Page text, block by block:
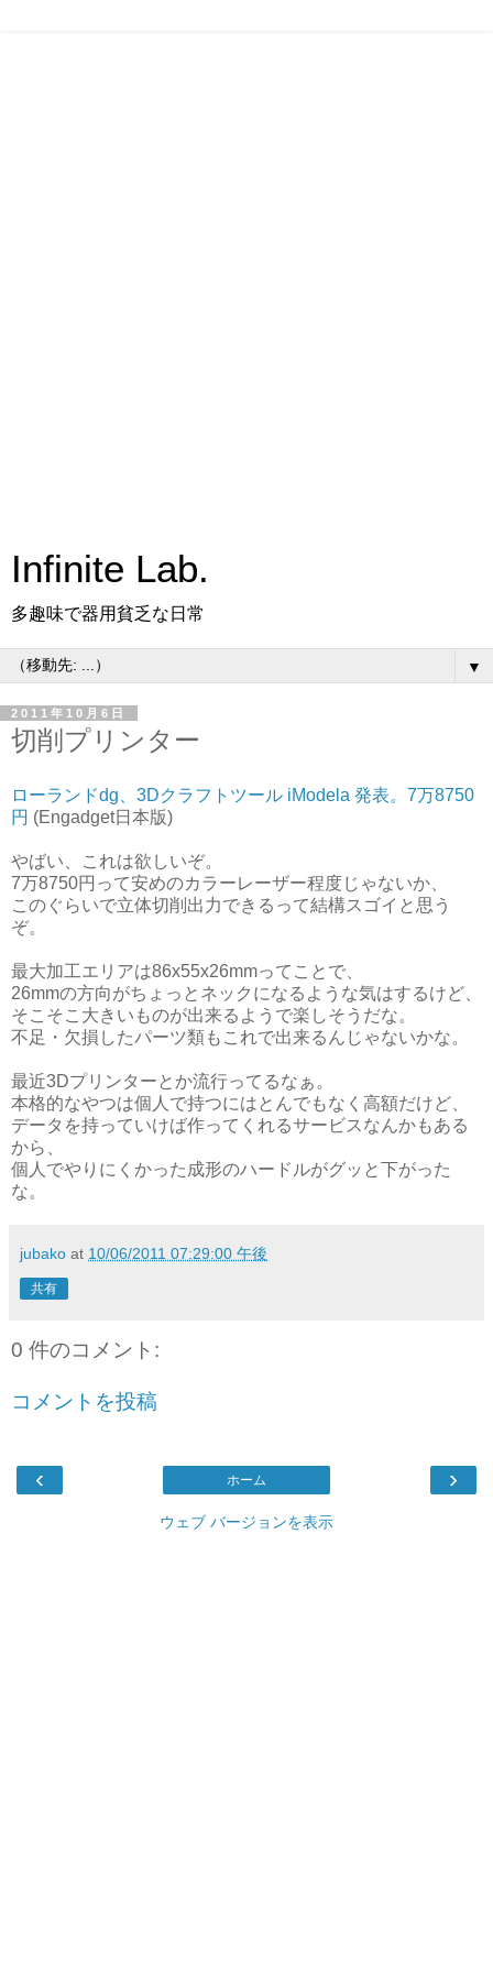
Infinite Lab.
多趣味で器用貧乏な日常
▼
2011年10月6日
切削プリンター
ローランドdg、3Dクラフトツール iModela 発表。7万8750
円 (Engadget日本版)
やばい、これは欲しいぞ。
7万8750円って安めのカラーレーザー程度じゃないか、
このぐらいで立体切削出力できるって結構スゴイと思う
ぞ。
最大加工エリアは86x55x26mmってことで、
26mmの方向がちょっとネックになるような気はするけど、
そこそこ大きいものが出来るようで楽しそうだな。
不足・欠損したパーツ類もこれで出来るんじゃないかな。
最近3Dプリンターとか流行ってるなぁ。
本格的なやつは個人で持つにはとんでもなく高額だけど、
データを持っていけば作ってくれるサービスなんかもある
から、
個人でやりにくかった成形のハードルがグッと下がった
な。
jubako at 10/06/2011 07:29:00 午後
共有
0 件のコメント:
コメントを投稿
‹ ›
ホーム
ウェブ バージョンを表示